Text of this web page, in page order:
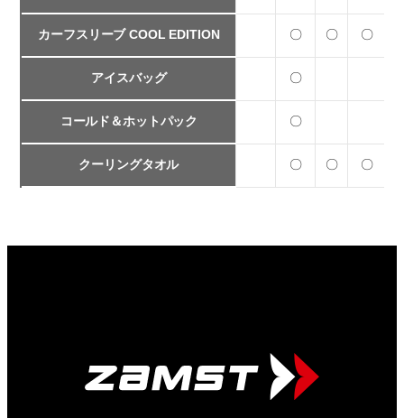
カーフスリーブ COOL EDITION 〇 〇 〇
アイスバッグ 〇
コールド＆ホットパック 〇
クーリングタオル 〇 〇 〇